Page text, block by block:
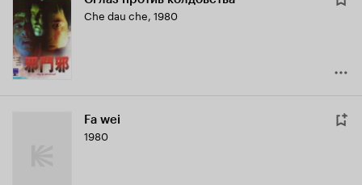
Che dau che, 1980
Fa wei
1980